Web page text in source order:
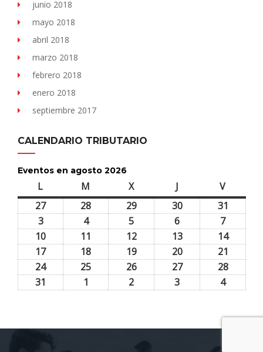
junio 2018
mayo 2018
abril 2018
marzo 2018
febrero 2018
enero 2018
septiembre 2017
CALENDARIO TRIBUTARIO
Eventos en agosto 2026
L M Xmiércoles J Vviernes
2727
28 2929
2026
3030
2026
31
2026
33
agosto,
2026
44
agosto,
2026
5
agosto,
2026
6
agosto,
2026
77
agosto,
2026
10
agosto,
2026
11 1212
agosto,
2026
1313
agosto,
2026
1414
2026
1717
agosto,
18 1919
agosto,
2020
agosto,
21
agosto,
2424
25 2626
2727
2828
31 1 2 3 44